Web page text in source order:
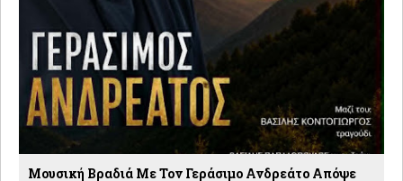
Μουσική Βραδιά Με Τον Γεράσιμο Ανδρεάτο Απόψε